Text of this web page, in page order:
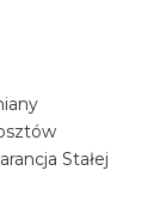
Stałej